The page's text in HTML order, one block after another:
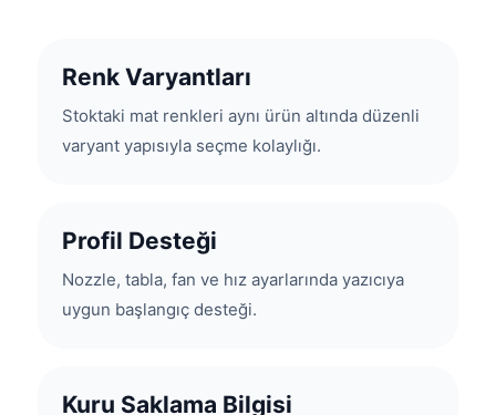
Renk Varyantları
Stoktaki mat renkleri aynı ürün altında düzenli
varyant yapısıyla seçme kolaylığı.
Profil Desteği
Nozzle, tabla, fan ve hız ayarlarında yazıcıya
uygun başlangıç desteği.
Kuru Saklama Bilgisi